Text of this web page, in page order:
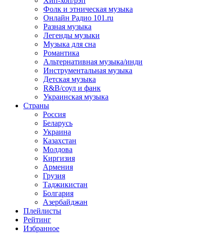
Фолк и этническая музыка
Онлайн Радио 101.ru
Разная музыка
Легенды музыки
Музыка для сна
Романтика
Альтернативная музыка/инди
Инструментальная музыка
Детская музыка
R&B/cоул и фанк
Украинская музыка
Страны
Россия
Беларусь
Украина
Казахстан
Молдова
Киргизия
Армения
Грузия
Таджикистан
Болгария
Азербайджан
Плейлисты
Рейтинг
Избранное